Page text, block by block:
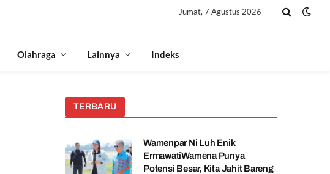
Jumat, 7 Agustus 2026
Olahraga Lainnya Indeks
TERBARU
Wamenpar Ni Luh Enik
ErmawatiWamena Punya
Potensi Besar, Kita Jahit Bareng